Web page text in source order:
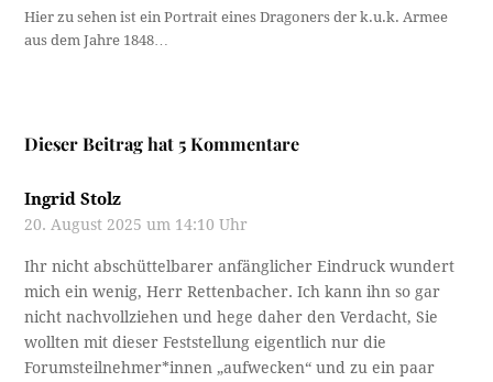
Hier zu sehen ist ein Portrait eines Dragoners der k.u.k. Armee
aus dem Jahre 1848…
Dieser Beitrag hat 5 Kommentare
Ingrid Stolz
20. August 2025 um 14:10 Uhr
Ihr nicht abschüttelbarer anfänglicher Eindruck wundert
mich ein wenig, Herr Rettenbacher. Ich kann ihn so gar
nicht nachvollziehen und hege daher den Verdacht, Sie
wollten mit dieser Feststellung eigentlich nur die
Forumsteilnehmer*innen „aufwecken“ und zu ein paar